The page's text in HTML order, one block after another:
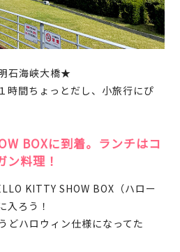
石海峡大橋★
時間ちょっとだし、小旅行にぴ
BOXに到着。ランチはコ
ン料理！
KITTY SHOW BOX（ハロー
入ろう！
どハロウィン仕様になってた